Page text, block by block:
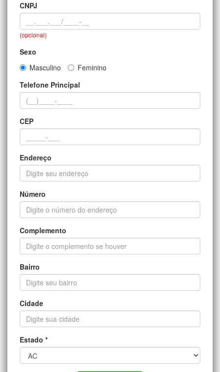
CNPJ
(opcional)
Sexo
Masculino
Feminino
Telefone Principal
CEP
Endereço
Número
Complemento
Bairro
Cidade
Estado *